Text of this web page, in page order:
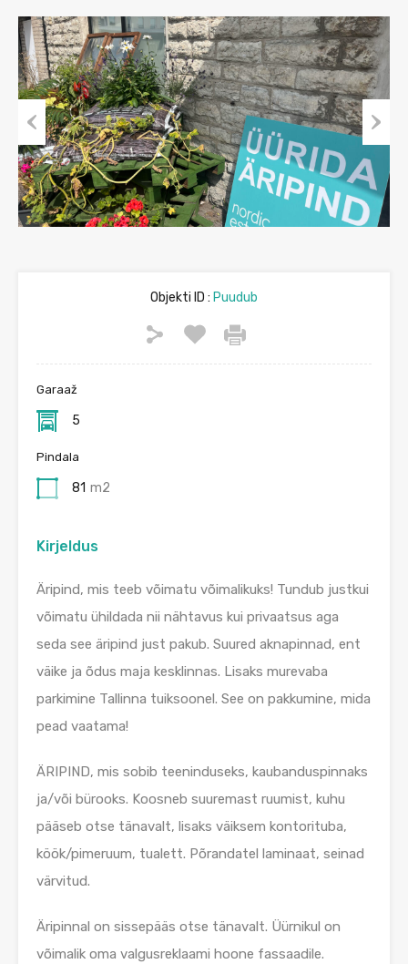
Previous Next
Objekti ID : Puudub
Garaaž
5
Pindala
81 m2
Kirjeldus
Äripind, mis teeb võimatu võimalikuks! Tundub justkui
võimatu ühildada nii nähtavus kui privaatsus aga
seda see äripind just pakub. Suured aknapinnad, ent
väike ja õdus maja kesklinnas. Lisaks murevaba
parkimine Tallinna tuiksoonel. See on pakkumine, mida
pead vaatama!
ÄRIPIND, mis sobib teeninduseks, kaubanduspinnaks
ja/või bürooks. Koosneb suuremast ruumist, kuhu
pääseb otse tänavalt, lisaks väiksem kontorituba,
köök/pimeruum, tualett. Põrandatel laminaat, seinad
värvitud.
Äripinnal on sissepääs otse tänavalt. Üürnikul on
võimalik oma valgusreklaami hoone fassaadile.